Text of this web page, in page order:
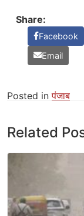
Share:
Facebook
Email
Posted inपंजाब
Related